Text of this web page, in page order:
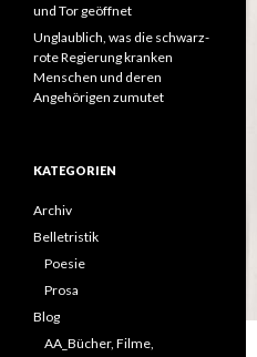
und Tor geöffnet
Unglaublich, was die schwarz-
rote Regierung kranken
Menschen und deren
Angehörigen zumutet
KATEGORIEN
Archiv
Belletristik
Poesie
Prosa
Blog
AA_Bücher, Filme,